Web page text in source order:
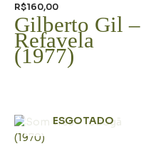
R$160,00
Gilberto Gil –
Refavela
(1977)
ESGOTADO